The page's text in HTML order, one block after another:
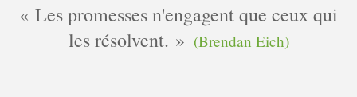
Les promesses n'engagent que ceux qui
les résolvent.
(Brendan Eich)